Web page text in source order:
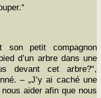
son petit com­pagnon
d’un arbre dans une
devant cet arbre?“,
– „J’y ai caché une
aider afin que nous